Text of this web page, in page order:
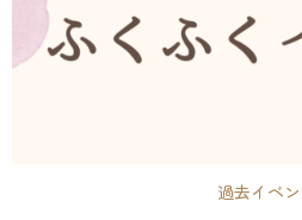
過去イベ